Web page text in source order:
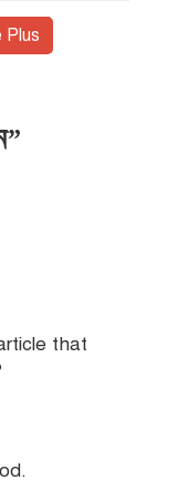
Plus
that